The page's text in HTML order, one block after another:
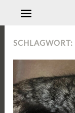
Inhalt
SCHLAGWORT: